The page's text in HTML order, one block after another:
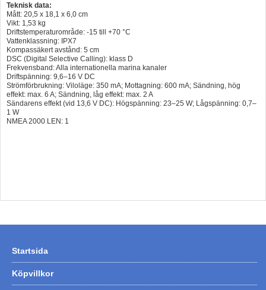
Teknisk data:
Mått: 20,5 x 18,1 x 6,0 cm
Vikt: 1,53 kg
Driftstemperaturområde: -15 till +70 °C
Vattenklassning: IPX7
Kompassäkert avstånd: 5 cm
DSC (Digital Selective Calling): klass D
Frekvensband: Alla internationella marina kanaler
Driftspänning: 9,6–16 V DC
Strömförbrukning: Viloläge: 350 mA; Mottagning: 600 mA; Sändning, hög
effekt: max. 6 A; Sändning, låg effekt: max. 2 A
Sändarens effekt (vid 13,6 V DC): Högspänning: 23–25 W; Lågspänning: 0,7–
1 W
NMEA 2000 LEN: 1
Startsida
Köpvillkor